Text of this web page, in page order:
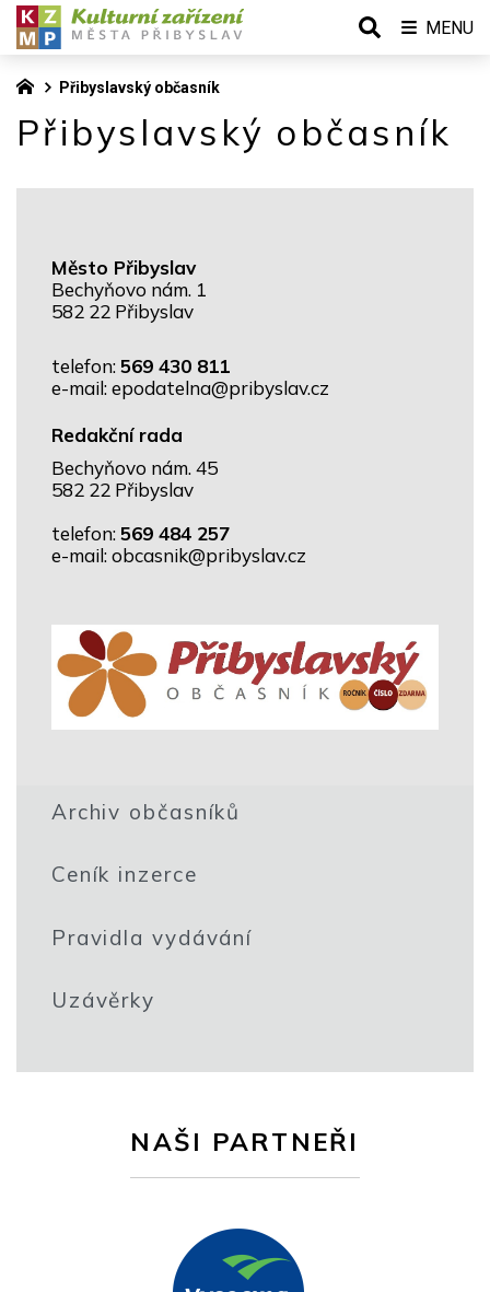
Přibyslavský občasník
Přibyslavský občasník
Město Přibyslav
Bechyňovo nám. 1
582 22 Přibyslav
telefon:569 430 811
e-mail:epodatelna@pribyslav.cz
Redakční rada
Bechyňovo nám. 45
582 22 Přibyslav
telefon:569 484 257
e-mail: obcasnik@pribyslav.cz
Archiv občasníků
Ceník inzerce
Pravidla vydávání
Uzávěrky
NAŠI PARTNEŘI
MENU